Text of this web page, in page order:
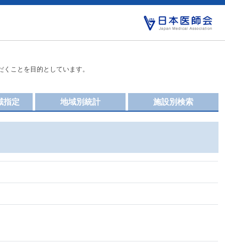
ことを目的としています。
施設別検索
地域別統計
指定